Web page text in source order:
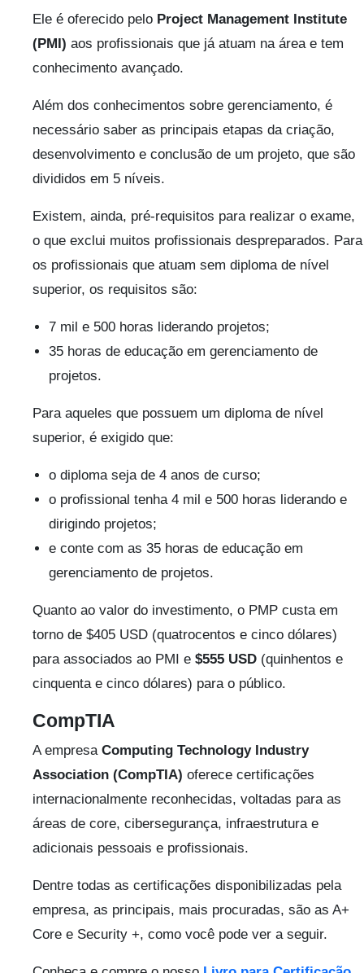
Ele é oferecido pelo Project Management Institute
(PMI) aos profissionais que já atuam na área e tem
conhecimento avançado.
Além dos conhecimentos sobre gerenciamento, é
necessário saber as principais etapas da criação,
desenvolvimento e conclusão de um projeto, que são
divididos em 5 níveis.
Existem, ainda, pré-requisitos para realizar o exame,
o que exclui muitos profissionais despreparados. Para
os profissionais que atuam sem diploma de nível
superior, os requisitos são:
7 mil e 500 horas liderando projetos;
35 horas de educação em gerenciamento de
projetos.
Para aqueles que possuem um diploma de nível
superior, é exigido que:
o diploma seja de 4 anos de curso;
o profissional tenha 4 mil e 500 horas liderando e
dirigindo projetos;
e conte com as 35 horas de educação em
gerenciamento de projetos.
Quanto ao valor do investimento, o PMP custa em
torno de $405 USD (quatrocentos e cinco dólares)
para associados ao PMI e $555 USD (quinhentos e
cinquenta e cinco dólares) para o público.
CompTIA
A empresa Computing Technology Industry
Association (CompTIA) oferece certificações
internacionalmente reconhecidas, voltadas para as
áreas de core, cibersegurança, infraestrutura e
adicionais pessoais e profissionais.
Dentre todas as certificações disponibilizadas pela
empresa, as principais, mais procuradas, são as A+
Core e Security +, como você pode ver a seguir.